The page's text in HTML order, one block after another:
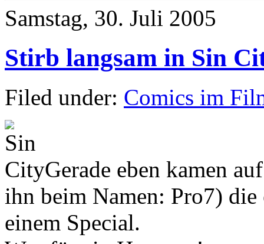
Samstag, 30. Juli 2005
Stirb langsam in Sin
Filed under: Comics im
Gerade eben kamen
ihn beim Namen: Pro7)
einem Special.